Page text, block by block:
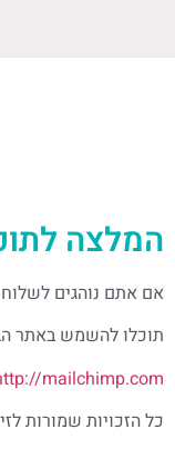
המלצה
אם אתם נוהגים
תוכלו להשמש באתר
mailchimp.com/
כל הזכויות שמורות